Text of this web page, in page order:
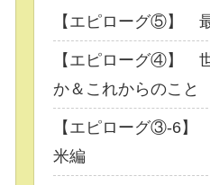
【エピローグ⑤】
【エピローグ④】
か＆これからのこと
【エピローグ③-6
米編